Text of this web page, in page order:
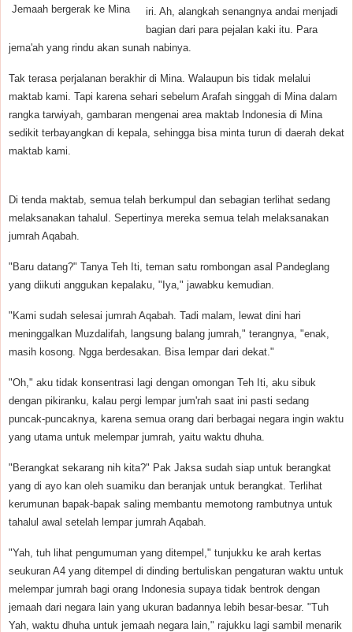
Jemaah bergerak ke Mina
iri. Ah, alangkah senangnya andai menjadi
bagian dari para pejalan kaki itu. Para
jema'ah yang rindu akan sunah nabinya.
Tak terasa perjalanan berakhir di Mina. Walaupun bis tidak melalui
maktab kami. Tapi karena sehari sebelum Arafah singgah di Mina dalam
rangka tarwiyah, gambaran mengenai area maktab Indonesia di Mina
sedikit terbayangkan di kepala, sehingga bisa minta turun di daerah dekat
maktab kami.
Di tenda maktab, semua telah berkumpul dan sebagian terlihat sedang
melaksanakan tahalul. Sepertinya mereka semua telah melaksanakan
jumrah Aqabah.
"Baru datang?" Tanya Teh Iti, teman satu rombongan asal Pandeglang
yang diikuti anggukan kepalaku, "Iya," jawabku kemudian.
"Kami sudah selesai jumrah Aqabah. Tadi malam, lewat dini hari
meninggalkan Muzdalifah, langsung balang jumrah," terangnya, "enak,
masih kosong. Ngga berdesakan. Bisa lempar dari dekat."
"Oh," aku tidak konsentrasi lagi dengan omongan Teh Iti, aku sibuk
dengan pikiranku, kalau pergi lempar jum'rah saat ini pasti sedang
puncak-puncaknya, karena semua orang dari berbagai negara ingin waktu
yang utama untuk melempar jumrah, yaitu waktu dhuha.
"Berangkat sekarang nih kita?" Pak Jaksa sudah siap untuk berangkat
yang di ayo kan oleh suamiku dan beranjak untuk berangkat. Terlihat
kerumunan bapak-bapak saling membantu memotong rambutnya untuk
tahalul awal setelah lempar jumrah Aqabah.
"Yah, tuh lihat pengumuman yang ditempel," tunjukku ke arah kertas
seukuran A4 yang ditempel di dinding bertuliskan pengaturan waktu untuk
melempar jumrah bagi orang Indonesia supaya tidak bentrok dengan
jemaah dari negara lain yang ukuran badannya lebih besar-besar. "Tuh
Yah, waktu dhuha untuk jemaah negara lain," rajukku lagi sambil menarik